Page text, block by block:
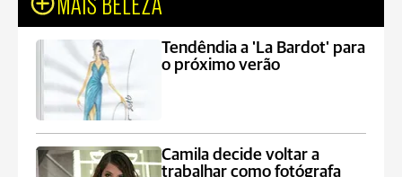
Tendêndia a 'La Bardot' para
o próximo verão
Camila decide voltar a
trabalhar como fotógrafa